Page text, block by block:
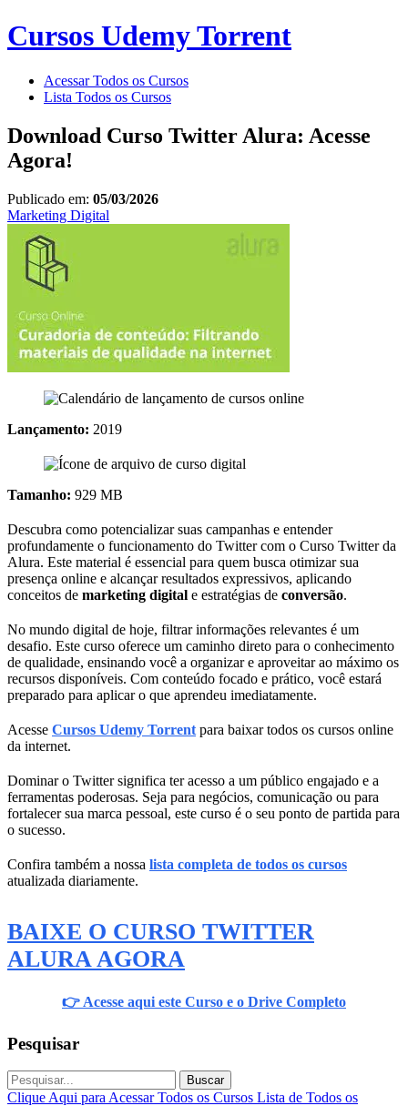
Cursos Udemy Torrent
Acessar Todos os Cursos
Lista Todos os Cursos
Download Curso Twitter Alura: Acesse
Agora!
Publicado em: 05/03/2026
Marketing Digital
Lançamento: 2019
Tamanho: 929 MB
Descubra como potencializar suas campanhas e entender
profundamente o funcionamento do Twitter com o Curso Twitter da
Alura. Este material é essencial para quem busca otimizar sua
presença online e alcançar resultados expressivos, aplicando
conceitos de marketing digital e estratégias de conversão.
No mundo digital de hoje, filtrar informações relevantes é um
desafio. Este curso oferece um caminho direto para o conhecimento
de qualidade, ensinando você a organizar e aproveitar ao máximo os
recursos disponíveis. Com conteúdo focado e prático, você estará
preparado para aplicar o que aprendeu imediatamente.
Acesse Cursos Udemy Torrent para baixar todos os cursos online
da internet.
Dominar o Twitter significa ter acesso a um público engajado e a
ferramentas poderosas. Seja para negócios, comunicação ou para
fortalecer sua marca pessoal, este curso é o seu ponto de partida para
o sucesso.
Confira também a nossa lista completa de todos os cursos
atualizada diariamente.
BAIXE O CURSO TWITTER
ALURA AGORA
👉 Acesse aqui este Curso e o Drive Completo
Pesquisar
Buscar
Clique Aqui para Acessar Todos os Cursos Lista de Todos os